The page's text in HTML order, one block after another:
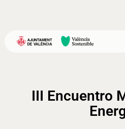
content
III Encuentro